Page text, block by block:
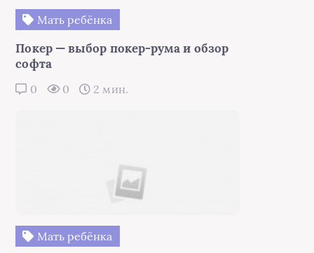
Мать ребёнка
Покер — выбор покер-рума и обзор
софта
0 0 2 мин.
Мать ребёнка